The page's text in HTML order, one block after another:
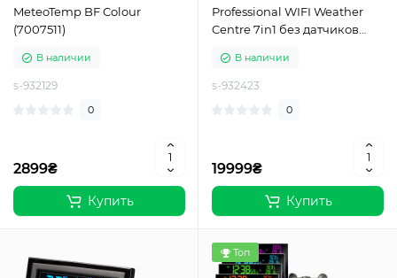
MeteoTemp BF Colour
(7007511)
В наличии
s-932129
0
2899₴
Купить
Professional WIFI Weather
Centre 7in1 без датчиков
В наличии
s-932423
0
19999₴
Купить
Топ